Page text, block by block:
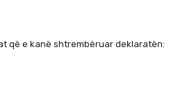
që e kanë shtrembëruar deklaratën: